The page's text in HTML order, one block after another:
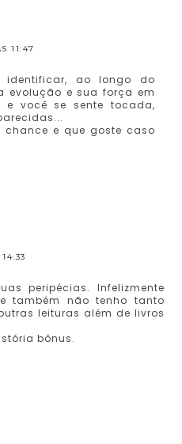
11:47
ao longo do
evolução e sua força em
e você se sente tocada,
chance e que goste caso
peripécias. Infelizmente
também não tenho tanto
leituras além de livros
bônus.